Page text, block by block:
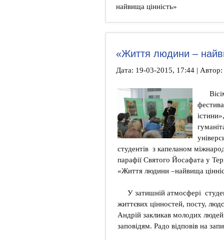
найвища цінність»
«Життя людини –
Дата: 19-03-2015, 17:44 | Автор:
студентів з капеланом
парафії Святого Йосафата у
«Життя людини –найвища
У затишній атмосфері
життєвих цінностей, посту,
Андрій закликав молодих
заповідям. Радо відповів на